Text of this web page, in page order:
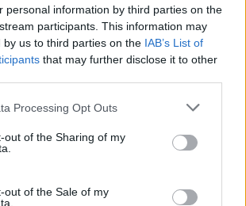
personal information by third parties on the
participants. This information may
by us to third parties on the IAB’s List of
that may further disclose it to other
website/app uses one or more Google
visit or usage behaviour. You may click to
to Google and its third-party tags to
below specified purposes in below Google
Processing Opt Outs
out of the Sharing of my
out of the Sale of my
Facebook Twitter
Reddit Telegram
Email